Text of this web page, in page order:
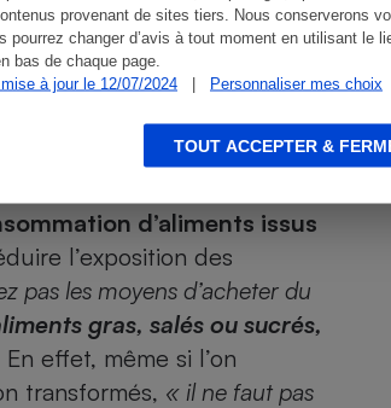
provenant de sites tiers. Nous conserverons
pourrez changer d’avis à tout moment en utilisant le
bas de chaque page.
à jour le 12/07/2024
| Personnaliser mes choix
TOUT ACCEPTER &
réflexes alimentaires
d’aliments issus
l’exposition des
pas les moyens d’acheter du
gras, salés ou sucrés,
effet, même si l’on
transformés, « il ne faut pas